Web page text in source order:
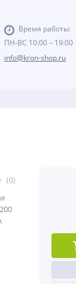
Время работы:
ПН-ВС 10:00 – 19:00
info@kron-shop.ru
(0)